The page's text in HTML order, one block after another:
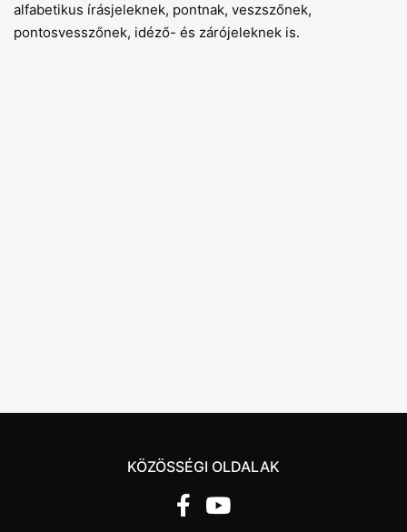
alfabetikus írásjeleknek, pontnak, veszszőnek,
pontosvesszőnek, idéző- és zárójeleknek is.
KÖZÖSSÉGI OLDALAK